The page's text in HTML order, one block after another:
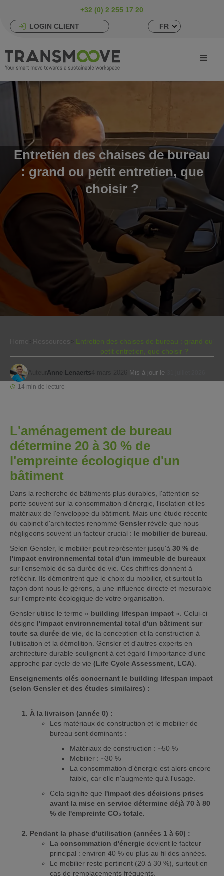
+32 (0) 2 255 17 20
LOGIN CLIENT FR
Entretien des chaises de bureau
: grand ou petit entretien, que
choisir ?
Entretien des chaises de bureau : grand ou
petit entretien, que choisir ?
Anne Lenaerts Mis à jour le
14 min de lecture
L'aménagement de bureau
détermine 20 à 30 % de
l'empreinte écologique d'un
bâtiment
Dans la recherche de bâtiments plus durables, l'attention se
porte souvent sur la consommation d'énergie, l'isolation et les
matériaux de l'enveloppe du bâtiment. Mais une étude récente
du cabinet d'architectes renommé Gensler révèle que nous
négligeons souvent un facteur crucial : le mobilier de bureau
Selon Gensler, le mobilier peut représenter jusqu'à 30 % de
l'impact environnemental total d'un immeuble de bureaux
sur l'ensemble de sa durée de vie. Ces chiffres donnent à
réfléchir. Ils démontrent que le choix du mobilier, et surtout la
façon dont nous le gérons, a une influence directe et mesurable
sur l'empreinte écologique de votre organisation.
Gensler utilise le terme « building lifespan impact ». Celui-ci
désigne l'impact environnemental total d'un bâtiment sur
toute sa durée de vie , de la conception et la construction à
l'utilisation et la démolition. Gensler et d'autres experts en
architecture durable soulignent à cet égard l'importance d'une
approche par cycle de vie (Life Cycle Assessment, LCA)
Enseignements clés concernant le building lifespan impact
(selon Gensler et des études similaires) :
À la livraison (année 0) :
Les matériaux de construction et le mobilier de
bureau sont dominants :
Matériaux de construction : ~50 %
Mobilier : ~30 %
La consommation d'énergie est alors encore
faible, car elle n'augmente qu'à l'usage.
Cela signifie que l'impact des décisions prises
avant la mise en service détermine déjà 70 à 80
% de l'empreinte CO₂ totale.
Pendant la phase d'utilisation (années 1 à 60) :
La consommation d'énergie devient le facteur
principal : environ 40 % ou plus au fil des années.
Le mobilier reste pertinent (20 à 30 %), surtout en
cas de remplacements fréquents.